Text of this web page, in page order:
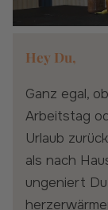
Hey Du,
ganz egal, ob Du nun nach einem langen
Arbeitstag
Urlaub
als nach
ungeniert